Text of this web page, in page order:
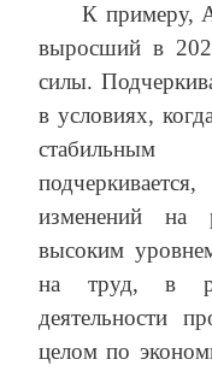
К примеру,
выросший в
силы.
в условиях,
стабильным
изменений на
высоким
на труд, в
деятельности
целом по